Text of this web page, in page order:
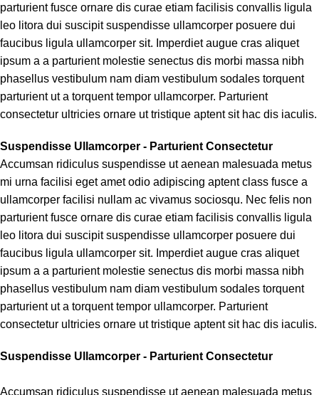
parturient fusce ornare dis curae etiam facilisis convallis ligula
leo litora dui suscipit suspendisse ullamcorper posuere dui
faucibus ligula ullamcorper sit. Imperdiet augue cras aliquet
ipsum a a parturient molestie senectus dis morbi massa nibh
phasellus vestibulum nam diam vestibulum sodales torquent
parturient ut a torquent tempor ullamcorper. Parturient
consectetur ultricies ornare ut tristique aptent sit hac dis iaculis.
Suspendisse Ullamcorper - Parturient Consectetur
Accumsan ridiculus suspendisse ut aenean malesuada metus
mi urna facilisi eget amet odio adipiscing aptent class fusce a
ullamcorper facilisi nullam ac vivamus sociosqu. Nec felis non
parturient fusce ornare dis curae etiam facilisis convallis ligula
leo litora dui suscipit suspendisse ullamcorper posuere dui
faucibus ligula ullamcorper sit. Imperdiet augue cras aliquet
ipsum a a parturient molestie senectus dis morbi massa nibh
phasellus vestibulum nam diam vestibulum sodales torquent
parturient ut a torquent tempor ullamcorper. Parturient
consectetur ultricies ornare ut tristique aptent sit hac dis iaculis.
Suspendisse Ullamcorper - Parturient Consectetur
Accumsan ridiculus suspendisse ut aenean malesuada metus